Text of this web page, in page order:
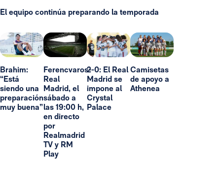
El equipo continúa preparando la temporada
Brahim:
“Está
siendo una
preparación
muy buena”
Ferencvaros-
Real
Madrid, el
sábado a
las 19:00 h,
en directo
por
Realmadrid
TV y RM
Play
2-0: El Real
Madrid se
impone al
Crystal
Palace
Camisetas
de apoyo a
Athenea